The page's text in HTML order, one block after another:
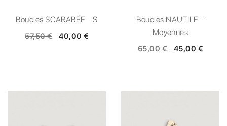
Boucles SCARABÉE - S
57,50 € 40,00 €
Boucles NAUTILE -
Moyennes
65,00 € 45,00 €